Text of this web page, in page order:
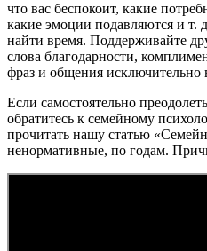
что вас беспокоит, какие
какие эмоции подавляются и т.
найти время. Поддерживайте
слова благодарности,
фраз и общения исключительно
Если самостоятельно
обратитесь к семейному
прочитать нашу статью
ненормативные, по годам.